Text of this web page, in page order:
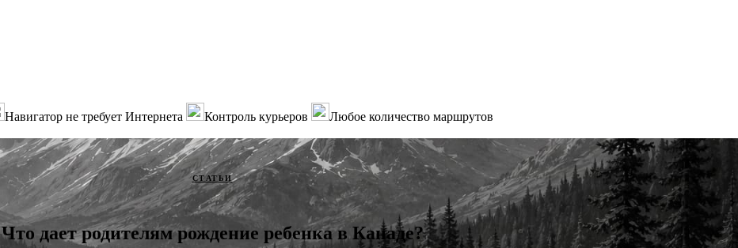
Навигатор не требует Интернета Контроль курьеров
Любое количество маршрутов
СТАТЬИ
Что дает родителям рождение ребенка в Канаде?